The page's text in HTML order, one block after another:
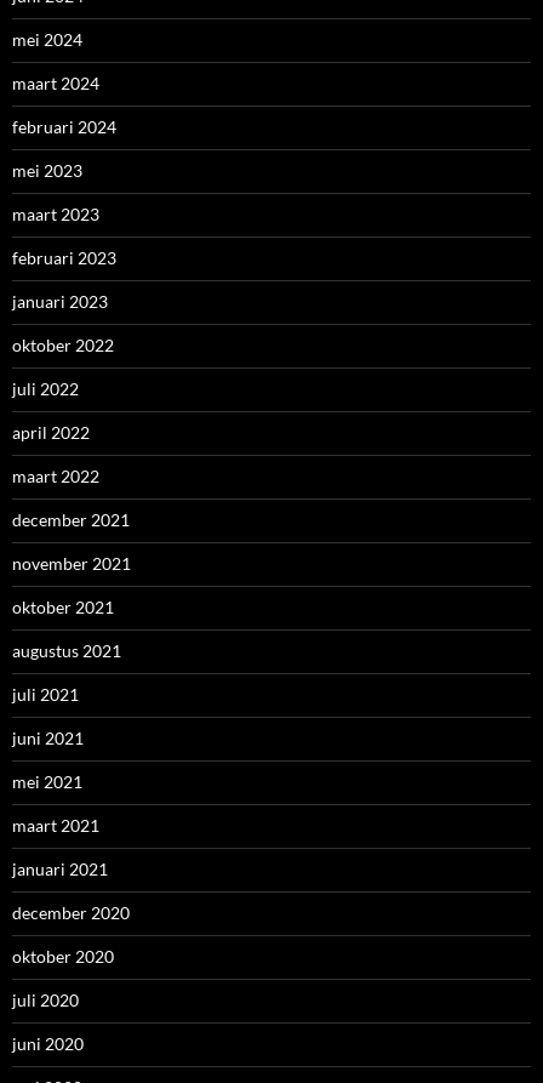
mei 2024
maart 2024
februari 2024
mei 2023
maart 2023
februari 2023
januari 2023
oktober 2022
juli 2022
april 2022
maart 2022
december 2021
november 2021
oktober 2021
augustus 2021
juli 2021
juni 2021
mei 2021
maart 2021
januari 2021
december 2020
oktober 2020
juli 2020
juni 2020